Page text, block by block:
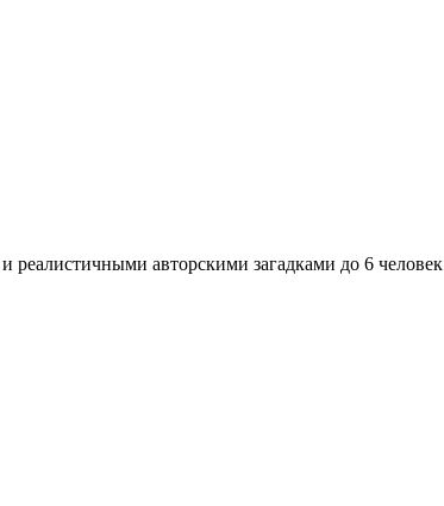
реалистичными авторскими загадками до 6 человек